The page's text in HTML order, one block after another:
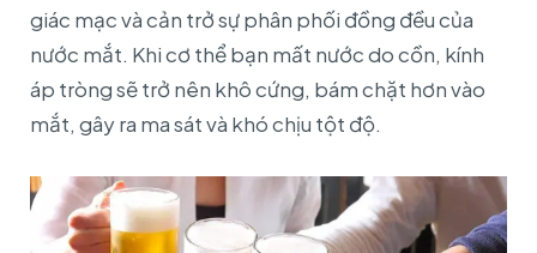
giác mạc và cản trở sự phân phối đồng đều của
nước mắt. Khi cơ thể bạn mất nước do cồn, kính
áp tròng sẽ trở nên khô cứng, bám chặt hơn vào
mắt, gây ra ma sát và khó chịu tột độ.